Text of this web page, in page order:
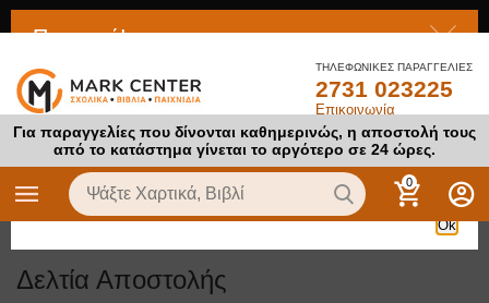
ΤΗΛΕΦΩΝΙΚΕΣ ΠΑΡΑΓΓΕΛΙΕΣ
2731 023225
Επικοινωνία
Για παραγγελίες που δίνονται καθημερινώς, η αποστολή τους
από το κατάστημα γίνεται το αργότερο σε 24 ώρες.
0
Δελτία Αποστολής
Προσοχή!
Το προϊόν στο οποίο προσπαθείτε να αποκτήσετε πρόσβαση
είναι απενεργοποιημένο
Ok